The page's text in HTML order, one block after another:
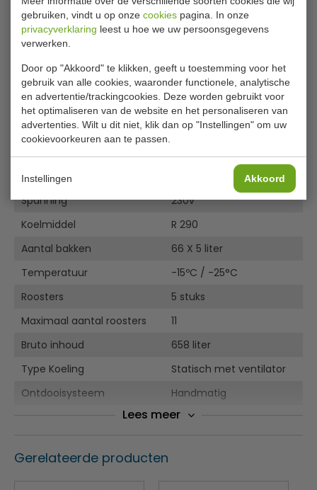
gebruiken, vindt u op onze cookies pagina. In onze
privacyverklaring leest u hoe we uw persoonsgegevens
verwerken.
Door op "Akkoord" te klikken, geeft u toestemming voor het
gebruik van alle cookies, waaronder functionele, analytische
en advertentie/trackingcookies. Deze worden gebruikt voor
het optimaliseren van de website en het personaliseren van
advertenties. Wilt u dit niet, klik dan op "Instellingen" om uw
cookievoorkeuren aan te passen.
Instellingen Akkoord
7472.0120 dimensions
Manual_7472.0120
Exploded view 7472.0120 (2018)
EU DECLARATION OF CONFORMITY 7472.0120
7472.0120 Energy Label
Specificaties
Artikelnummer
7472.0120
B x D x H inwendig
547 x 775 x 1553 mm
Spanning
230v
Koelmiddel
R 290
Aantal bakken
66 X 5 liter
Temperatuur
-15ºC / -25°C
Roosters
5 stuks
Maximaal aantal roosters
11
Bruto inhoud
658 liter
Type Koeling
Statisch met ventilator
Ontdooisysteem
Handmatig
150 kg
Lees meer
Gerelateerde producten